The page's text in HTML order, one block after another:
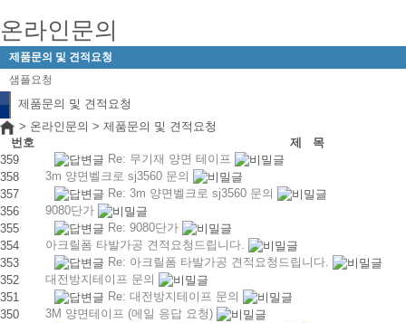
온라인문의
제품문의 및 견적요청
샘플요청
제품문의 및 견적요청
> 온라인문의 > 제품문의 및 견적요청
번호
제 목
359
Re: 무기재 양면 테이프
358
3m 양면벨크로 sj3560 문의
357
Re: 3m 양면벨크로 sj3560 문의
356
9080단가
355
Re: 9080단가
354
아크릴폼 타발가공 견적요청드립니다.
353
Re: 아크릴폼 타발가공 견적요청드립니다.
352
대전방지테이프 문의
351
Re: 대전방지테이프 문의
350
3M 양면테이프 (메일 응답 요청)